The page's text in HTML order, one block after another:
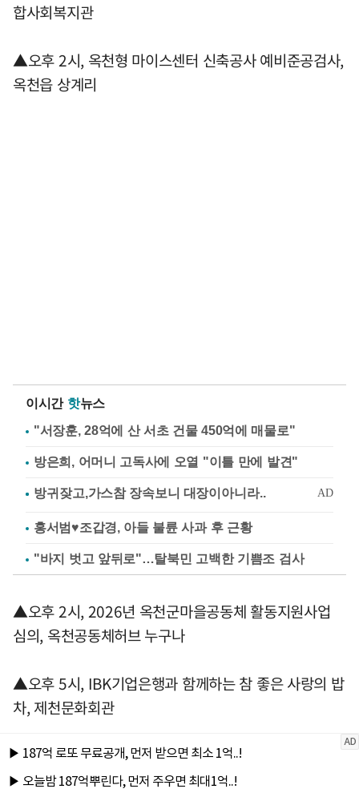
합사회복지관
▲오후 2시, 옥천형 마이스센터 신축공사 예비준공검사,
옥천읍 상계리
이시간 핫뉴스
"서장훈, 28억에 산 서초 건물 450억에 매물로"
방은희, 어머니 고독사에 오열 "이틀 만에 발견"
홍서범♥조갑경, 아들 불륜 사과 후 근황
"바지 벗고 앞뒤로"…탈북민 고백한 기쁨조 검사
▲오후 2시, 2026년 옥천군마을공동체 활동지원사업
심의, 옥천공동체허브 누구나
▲오후 5시, IBK기업은행과 함께하는 참 좋은 사랑의 밥
차, 제천문화회관